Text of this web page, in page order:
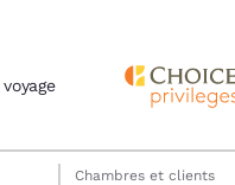
Chambres et clients